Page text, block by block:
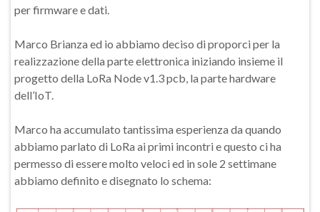
per firmware e dati.
Marco Brianza ed io abbiamo deciso di proporci per la
realizzazione della parte elettronica iniziando insieme il
progetto della LoRa Node v1.3 pcb, la parte hardware
dell’IoT.
Marco ha accumulato tantissima esperienza da quando
abbiamo parlato di LoRa ai primi incontri e questo ci ha
permesso di essere molto veloci ed in sole 2 settimane
abbiamo definito e disegnato lo schema: